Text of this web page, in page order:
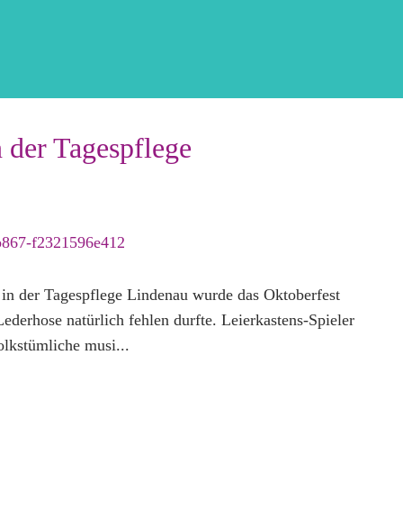
Tagespflege
der Tagespflege Lindenau wurde das Oktoberfest
natürlich fehlen durfte. Leierkastens-Spieler
musi...